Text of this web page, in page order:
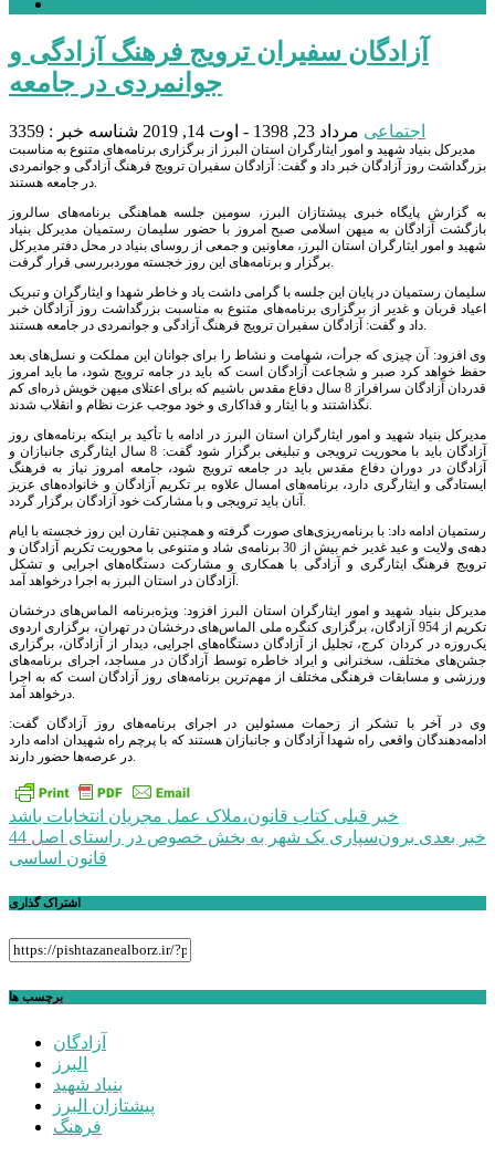
آزادگان سفیران ترویج فرهنگ آزادگی و
جوانمردی در جامعه
اجتماعی مرداد 23, 1398 - اوت 14, 2019 شناسه خبر : 3359
مدیرکل بنیاد شهید و امور ایثارگران استان البرز از برگزاری برنامه‌های متنوع به مناسبت
بزرگداشت روز آزادگان خبر داد و گفت: آزادگان سفیران ترویج فرهنگ آزادگی و جوانمردی
در جامعه هستند.
به گزارش پایگاه خبری پیشتازان البرز، سومین جلسه هماهنگی برنامه‌های سالروز
بازگشت آزادگان به میهن اسلامی صبح امروز با حضور سلیمان رستمیان مدیرکل بنیاد
شهید و امور ایثارگران استان البرز، معاونین و جمعی از روسای بنیاد در محل دفتر مدیرکل
برگزار و برنامه‌های این روز خجسته موردبررسی قرار گرفت.
سلیمان رستمیان در پایان این جلسه با گرامی داشت یاد و خاطر شهدا و ایثارگران و تبریک
اعیاد قربان و غدیر از برگزاری برنامه‌های متنوع به مناسبت بزرگداشت روز آزادگان خبر
داد و گفت: آزادگان سفیران ترویج فرهنگ آزادگی و جوانمردی در جامعه هستند.
وی افزود: آن چیزى که جرأت، شهامت و نشاط را براى جوانان این مملکت و نسل‌هاى بعد
حفظ خواهد کرد صبر و شجاعت آزادگان است که باید در جامه ترویج شود، ما باید امروز
قدردان آزادگان سرافراز 8 سال دفاع مقدس باشیم که برای اعتلای میهن خویش ذره‌ای کم
نگذاشتند و با ایثار و فداکاری و خود موجب عزت نظام و انقلاب شدند.
مدیرکل بنیاد شهید و امور ایثارگران استان البرز در ادامه با تأکید بر اینکه برنامه‌های روز
آزادگان باید با محوریت ترویجی و تبلیغی برگزار شود گفت: 8 سال ایثارگری جانبازان و
آزادگان در دوران دفاع مقدس باید در جامعه ترویج شود، جامعه امروز نیاز به فرهنگ
ایستادگی و ایثارگری دارد، برنامه‌های امسال علاوه بر تکریم آزادگان و خانواده‌های عزیز
آنان باید ترویجی و با مشارکت خود آزادگان برگزار گردد.
رستمیان ادامه داد: با برنامه‌ریزی‌های صورت گرفته و همچنین تقارن این روز خجسته با ایام
دهه‌ی ولایت و عید غدیر خم بیش از 30 برنامه‌ی شاد و متنوعی با محوریت تکریم آزادگان و
ترویج فرهنگ ایثارگری و آزادگی با همکاری و مشارکت دستگاه‌های اجرایی و تشکل
آزادگان در استان البرز به اجرا درخواهد آمد.
مدیرکل بنیاد شهید و امور ایثارگران استان البرز افزود: ویژه‌برنامه الماس‌های درخشان
تکریم از 954 آزادگان، برگزاری کنگره ملی الماس‌های درخشان در تهران، برگزاری اردوی
یک‌روزه در کردان کرج، تجلیل از آزادگان دستگاه‌های اجرایی، دیدار از آزادگان، برگزاری
جشن‌های مختلف، سخنرانی و ایراد خاطره توسط آزادگان در مساجد، اجرای برنامه‌های
ورزشی و مسابقات فرهنگی مختلف از مهم‌ترین برنامه‌های روز آزادگان است که به اجرا
درخواهد آمد.
وی در آخر با تشکر از زحمات مسئولین در اجرای برنامه‌های روز آزادگان گفت:
ادامه‌دهندگان واقعی راه شهدا آزادگان و جانبازان هستند که با پرچم راه شهیدان ادامه دارد
در عرصه‌ها حضور دارند.
راهبری
نوشته
خبر قبلی کتاب قانون،ملاک عمل مجریان انتخابات باشد
خبر بعدی
برون‌سپاری یک شهر به بخش خصوص در راستای اصل 44
قانون اساسی
اشتراک گذاری
برچسب ها
آزادگان
البرز
بنیاد شهید
پیشتازان البرز
فرهنگ